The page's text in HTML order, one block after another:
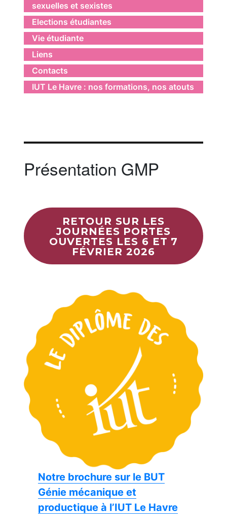
sexuelles et sexistes
Elections étudiantes
Vie étudiante
Liens
Contacts
IUT Le Havre : nos formations, nos atouts
Présentation GMP
RETOUR SUR LES
JOURNÉES PORTES
OUVERTES LES 6 ET 7
FÉVRIER 2026
Notre brochure sur le BUT
Génie mécanique et
productique à l’IUT Le Havre